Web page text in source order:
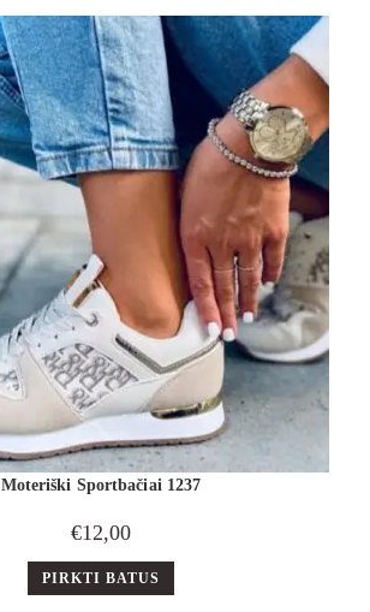
Moteriški Sportbačiai 1237
€12,00
PIRKTI BATUS